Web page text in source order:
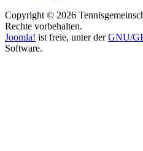
Copyright © 2026
Rechte vorbehalten.
Joomla! ist freie, unter derGNU/
Software.